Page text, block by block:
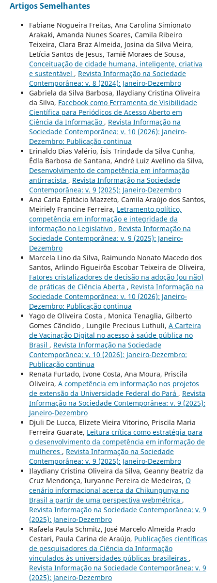
Artigos Semelhantes
Fabiane Nogueira Freitas, Ana Carolina Simionato
Arakaki, Amanda Nunes Soares, Camila Ribeiro
Teixeira, Clara Braz Almeida, Josina da Silva Vieira,
Letícia Santos de Jesus, Tamiê Moraes de Sousa,
Conceituação de cidade humana, inteligente, criativa
e sustentável , Revista Informação na Sociedade
Contemporânea: v. 8 (2024): Janeiro-Dezembro
Gabriela da Silva Barbosa, Ilaydiany Cristina Oliveira
da Silva, Facebook como Ferramenta de Visibilidade
Científica para Periódicos de Acesso Aberto em
Ciência da Informação , Revista Informação na
Sociedade Contemporânea: v. 10 (2026): Janeiro-
Dezembro: Publicação continua
Erinaldo Dias Valério, Ísis Trindade da Silva Cunha,
Édla Barbosa de Santana, André Luiz Avelino da Silva,
Desenvolvimento de competência em informação
antirracista , Revista Informação na Sociedade
Contemporânea: v. 9 (2025): Janeiro-Dezembro
Ana Carla Epitácio Mazzeto, Camila Araújo dos Santos,
Meiriely Francine Ferreira, Letramento político,
competência em informação e integridade da
informação no Legislativo , Revista Informação na
Sociedade Contemporânea: v. 9 (2025): Janeiro-
Dezembro
Marcela Lino da Silva, Raimundo Nonato Macedo dos
Santos, Arlindo Figueirôa Escobar Teixeira de Oliveira,
Fatores cristalizadores de decisão na adoção (ou não)
de práticas de Ciência Aberta , Revista Informação na
Sociedade Contemporânea: v. 10 (2026): Janeiro-
Dezembro: Publicação continua
Yago de Oliveira Costa , Monica Tenaglia, Gilberto
Gomes Cândido , Lungile Precious Luthuli, A Carteira
de Vacinação Digital no acesso à saúde pública no
Brasil , Revista Informação na Sociedade
Contemporânea: v. 10 (2026): Janeiro-Dezembro:
Publicação continua
Renata Furtado, Ivone Costa, Ana Moura, Priscila
Oliveira, A competência em informação nos projetos
de extensão da Universidade Federal do Pará , Revista
Informação na Sociedade Contemporânea: v. 9 (2025):
Janeiro-Dezembro
Djuli De Lucca, Elizete Vieira Vitorino, Priscila Maria
Ferreira Guarate, Leitura crítica como estratégia para
o desenvolvimento da competência em informação de
mulheres , Revista Informação na Sociedade
Contemporânea: v. 9 (2025): Janeiro-Dezembro
Ilaydiany Cristina Oliveira da Silva, Geanny Beatriz da
Cruz Mendonça, Iuryanne Pereira de Medeiros, O
cenário informacional acerca da Chikungunya no
Brasil a partir de uma perspectiva webmétrica ,
Revista Informação na Sociedade Contemporânea: v. 9
(2025): Janeiro-Dezembro
Rafaela Paula Schmitz, José Marcelo Almeida Prado
Cestari, Paula Carina de Araújo, Publicações científicas
de pesquisadores da Ciência da Informação
vinculados às universidades públicas brasileiras ,
Revista Informação na Sociedade Contemporânea: v. 9
(2025): Janeiro-Dezembro